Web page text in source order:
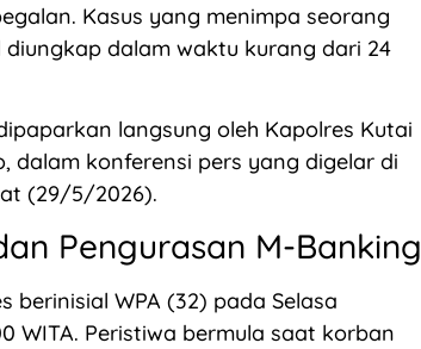
Kasus yang menimpa seorang
dalam waktu kurang dari 24
langsung oleh Kapolres Kutai
dalam konferensi pers yang digelar di
(29/5/2026).
Pengurasan M-Banking
berinisial WPA (32) pada Selasa
WITA. Peristiwa bermula saat korban